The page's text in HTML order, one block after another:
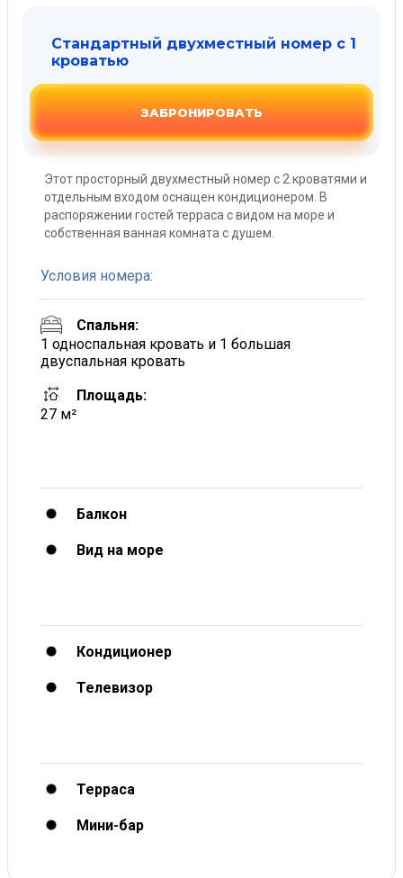
Стандартный двухместный номер с 1
кроватью
ЗАБРОНИРОВАТЬ
Этот просторный двухместный номер с 2 кроватями и
отдельным входом оснащен кондиционером. В
распоряжении гостей терраса с видом на море и
собственная ванная комната с душем.
Условия номера:
Спальня:
1 односпальная кровать и 1 большая
двуспальная кровать
Площадь:
27 м²
Балкон
Вид на море
Кондиционер
Телевизор
Терраса
Мини-бар